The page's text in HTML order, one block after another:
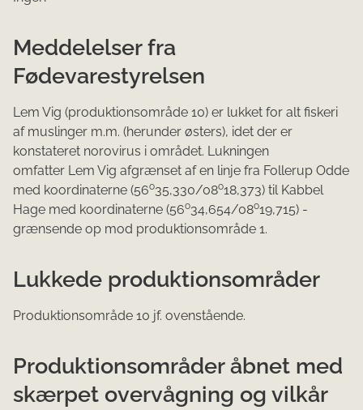
Meddelelser fra
Fødevarestyrelsen
Lem Vig (produktionsområde 10) er lukket for alt fiskeri
af muslinger m.m. (herunder østers), idet der er
konstateret norovirus i området. Lukningen
omfatter Lem Vig afgrænset af en linje fra Follerup Odde
med koordinaterne (56o35,330/08o18,373) til Kabbel
Hage med koordinaterne (56o34,654/08o19,715) -
grænsende op mod produktionsområde 1.
Lukkede produktionsområder
Produktionsområde 10 jf. ovenstående.
Produktionsområder åbnet med
skærpet overvågning og vilkår